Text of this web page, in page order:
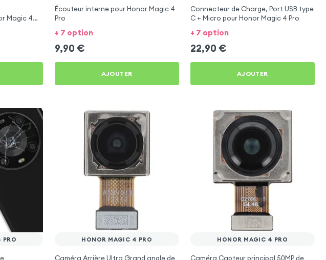
Magic 4
Écouteur interne pour Honor Magic 4
Pro
+ 7 option
9,90 €
AJOUTER
Connecteur de Charge, Port USB type
C + Micro pour Honor Magic 4 Pro
+ 7 option
22,90 €
AJOUTER
PRO HONOR MAGIC 4 PRO
Caméra Arrière Ultra Grand angle de
HONOR MAGIC 4 PRO
Caméra Capteur principal 50MP de